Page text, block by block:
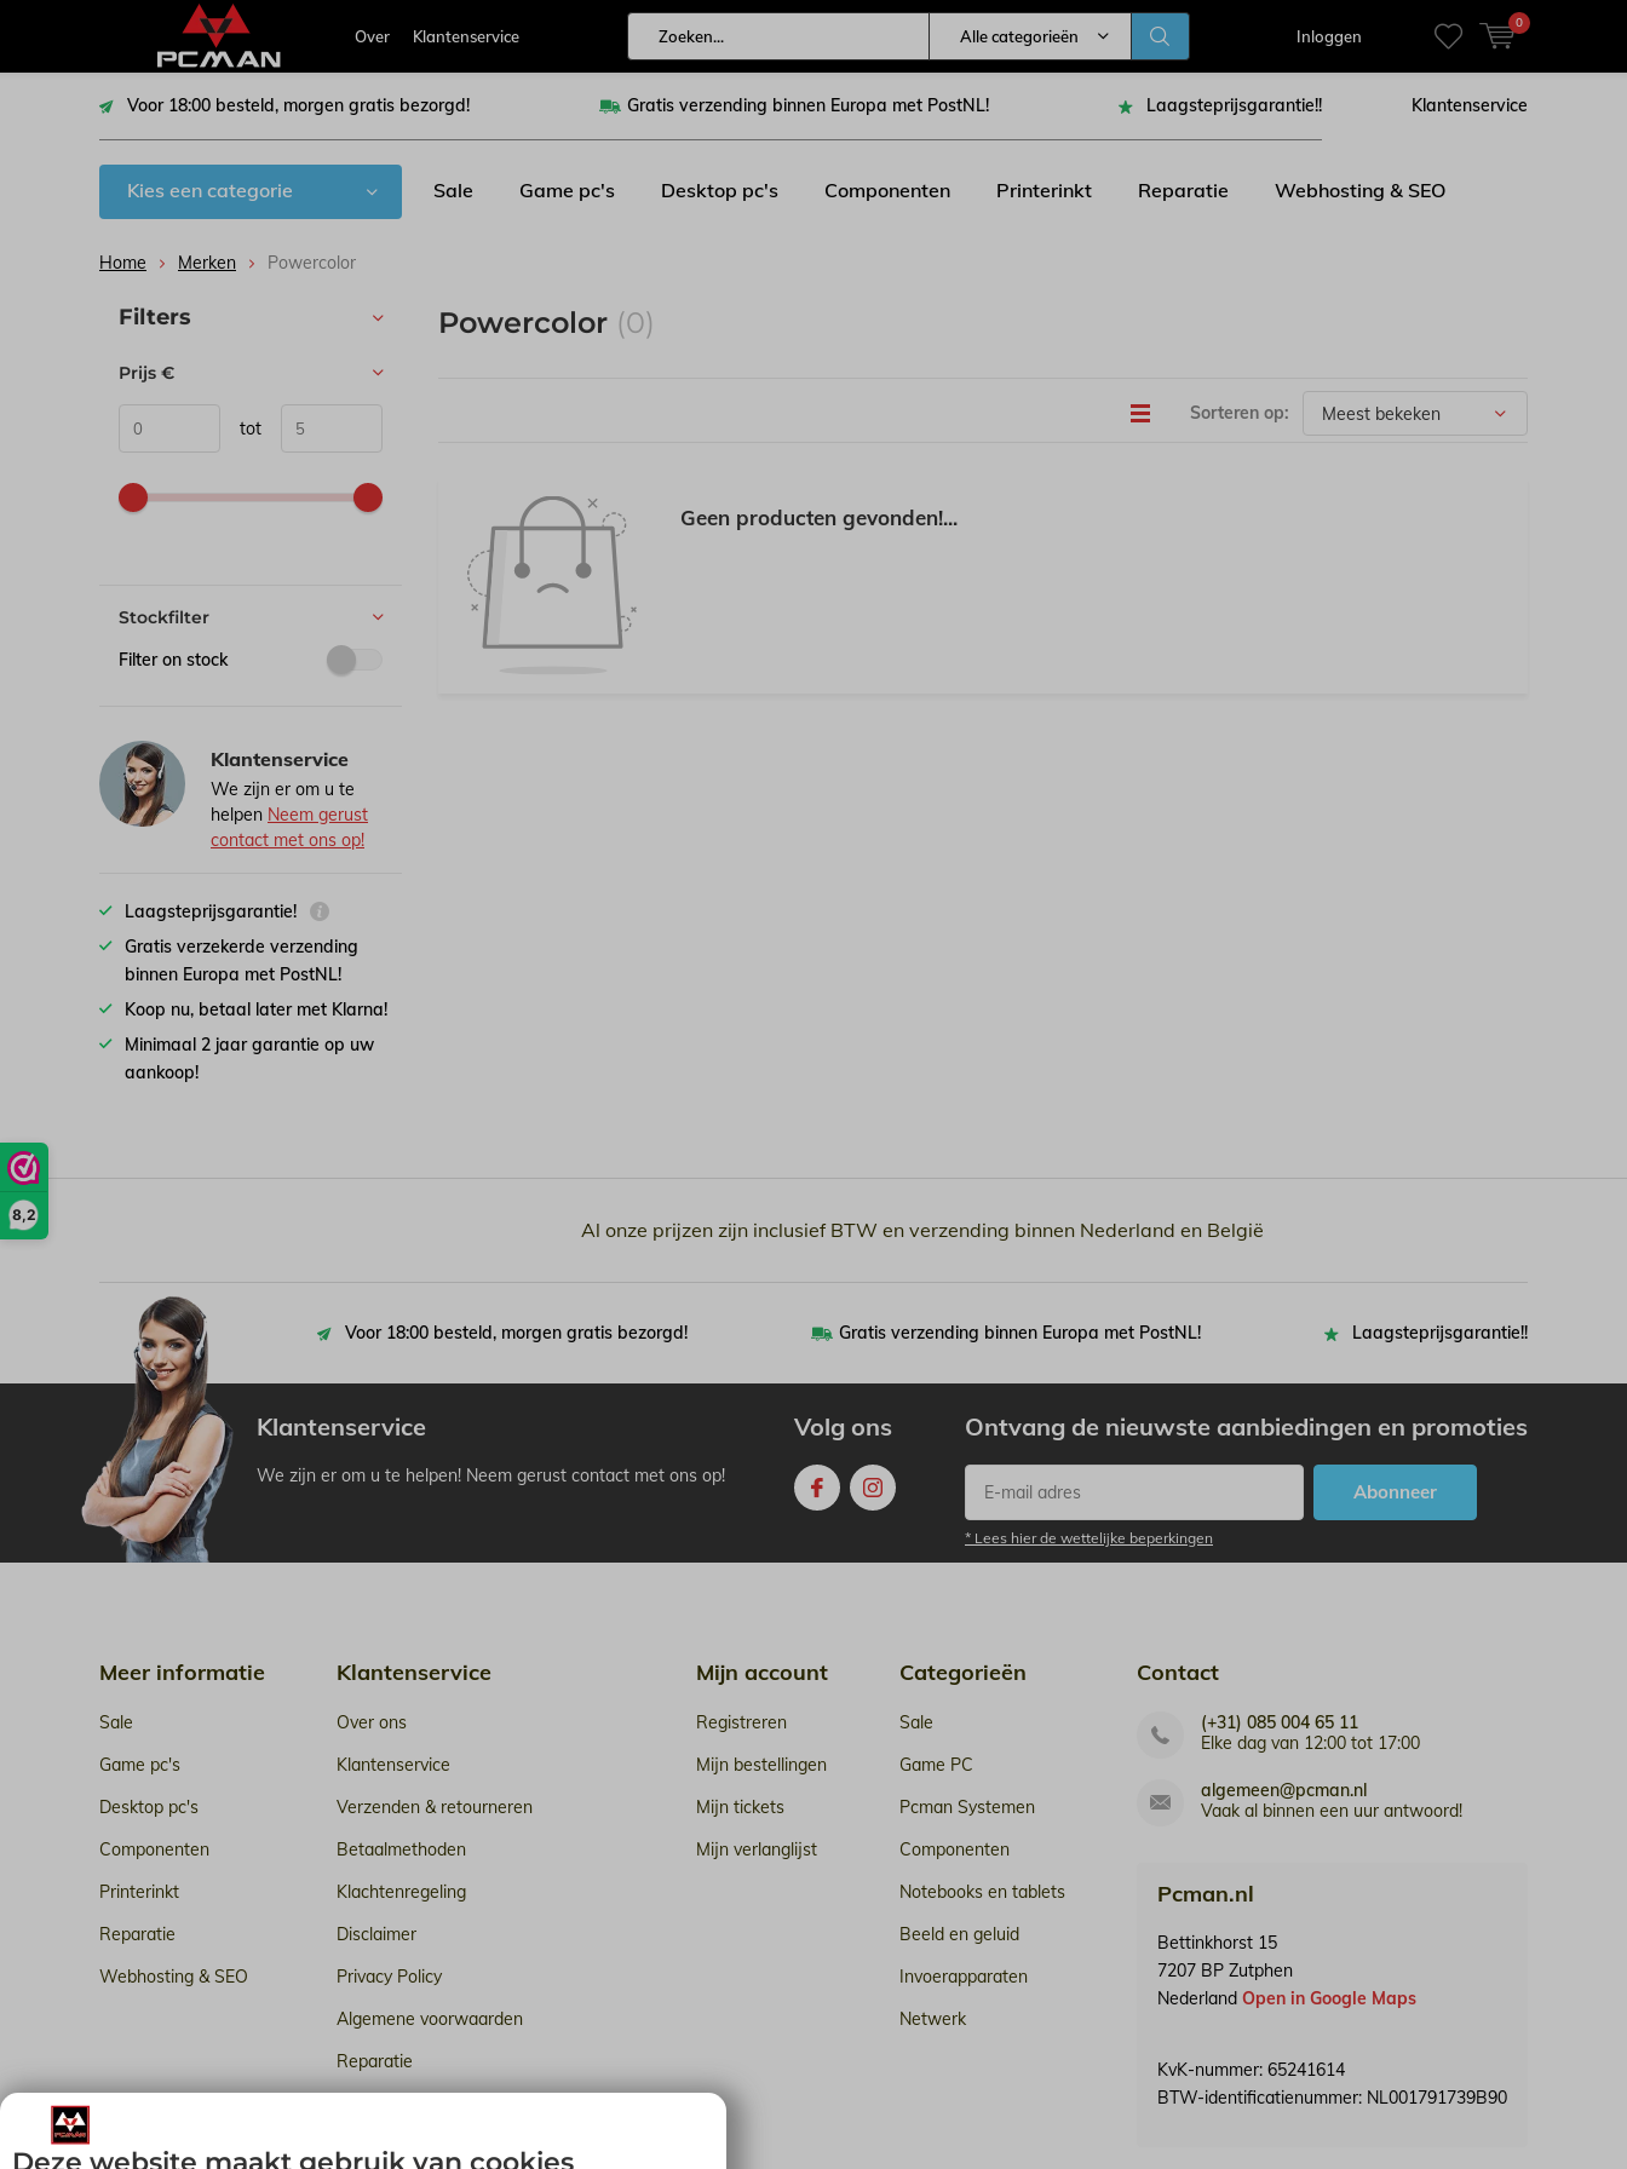
8,2
Over Klantenservice Alle categorieën Inloggen
0
Voor 18:00 besteld, morgen gratis bezorgd! Gratis verzending binnen Europa met PostNL! Laagsteprijsgarantie!! Klantenservice
Kies een categorie Sale Game pc's Desktop pc's Componenten Printerinkt Reparatie Webhosting & SEO
Home Merken Powercolor
Powercolor (0)
Sorteren op:
Geen producten gevonden!...
Sorteren op:
Filters
Prijs €
tot
Stockfilter
Filter on stock
Klantenservice
We zijn er om u te
helpen Neem gerust
contact met ons op!
Laagsteprijsgarantie!
Gratis verzekerde verzending
binnen Europa met PostNL!
Koop nu, betaal later met Klarna!
Minimaal 2 jaar garantie op uw
aankoop!
Al onze prijzen zijn inclusief BTW en verzending binnen Nederland en België
Voor 18:00 besteld, morgen gratis bezorgd! Gratis verzending binnen Europa met PostNL! Laagsteprijsgarantie!!
Klantenservice
We zijn er om u te helpen! Neem gerust contact met ons op!
Volg ons Ontvang de nieuwste aanbiedingen en promoties
Abonneer
* Lees hier de wettelijke beperkingen
Meer informatie
Sale
Game pc's
Desktop pc's
Componenten
Printerinkt
Reparatie
Webhosting & SEO
Klantenservice
Over ons
Klantenservice
Verzenden & retourneren
Betaalmethoden
Klachtenregeling
Disclaimer
Privacy Policy
Algemene voorwaarden
Reparatie
Mijn account
Registreren
Mijn bestellingen
Mijn tickets
Mijn verlanglijst
Categorieën
Sale
Game PC
Pcman Systemen
Componenten
Notebooks en tablets
Beeld en geluid
Invoerapparaten
Netwerk
Contact
(+31) 085 004 65 11
Elke dag van 12:00 tot 17:00
algemeen@pcman.nl
Vaak al binnen een uur antwoord!
Pcman.nl
Bettinkhorst 15
7207 BP Zutphen
Nederland Open in Google Maps
KvK-nummer: 65241614
BTW-identificatienummer: NL001791739B90
Deze website maakt gebruik van cookies